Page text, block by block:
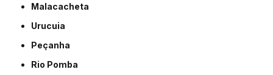
Malacacheta
Urucuia
Peçanha
Rio Pomba